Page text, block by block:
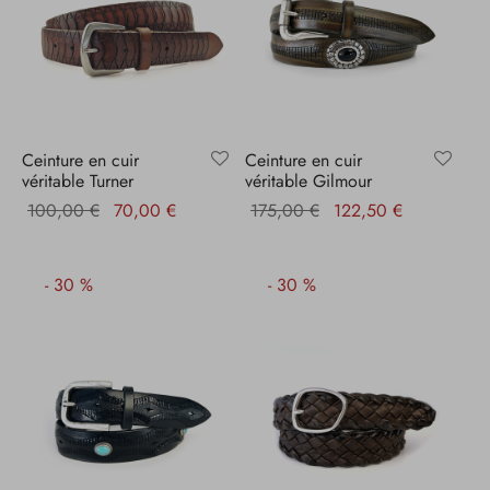
Ceinture en cuir
véritable Turner
100,00€ Le prix
70,00 €
Ceinture en cuir
véritable Gilmour
175,00€
Le prix
122,50 €
- 30 % - 30 %